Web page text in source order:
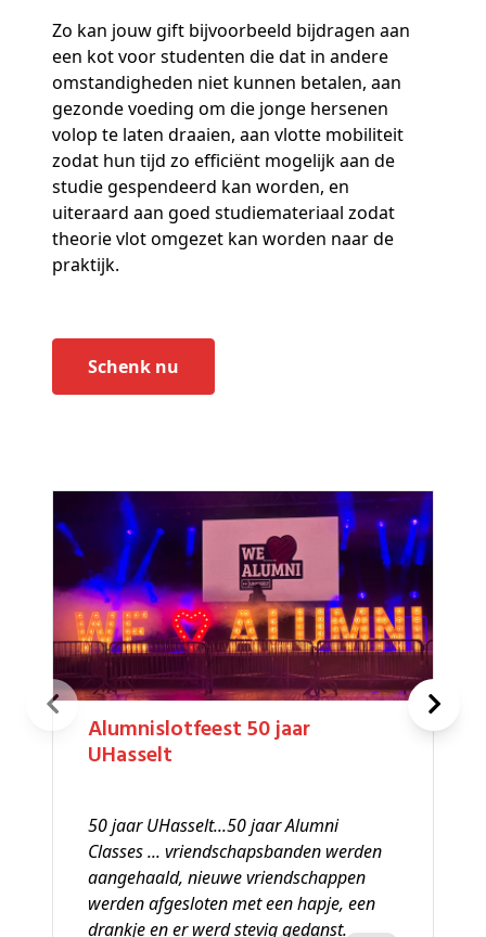
Zo kan jouw gift bijvoorbeeld bijdragen aan
een kot voor studenten die dat in andere
omstandigheden niet kunnen betalen, aan
gezonde voeding om die jonge hersenen
volop te laten draaien, aan vlotte mobiliteit
zodat hun tijd zo efficiënt mogelijk aan de
studie gespendeerd kan worden, en
uiteraard aan goed studiemateriaal zodat
theorie vlot omgezet kan worden naar de
praktijk.
Schenk nu
Alumnislotfeest 50 jaar
UHasselt
50 jaar UHasselt...50 jaar Alumni
Classes ... vriendschapsbanden werden
aangehaald, nieuwe vriendschappen
werden afgesloten met een hapje, een
drankje en er werd stevig gedanst.